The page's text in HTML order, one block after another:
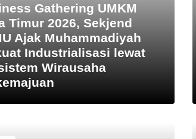
Gathering UMKM
Timur 2026, Sekjend
Ajak Muhammadiyah
Industrialisasi lewat
Wirausaha